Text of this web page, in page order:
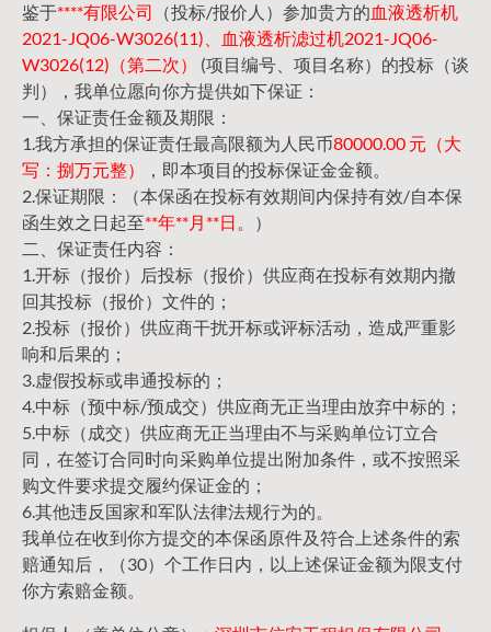
鉴于****有限公司 （投标/报价人）参加贵方的血液透析机
2021-JQ06-W3026(11)、血液透析滤过机2021-JQ06-
W3026(12)（第二次）
(项目编号、项目名称）的投标（谈
判），我单位愿向你方提供如下保证：
一、保证责任金额及期限：
1.我方承担的保证责任最高限额为人民币80000.00 元（大
写：捌万元整）
，即本项目的投标保证金金额。
2.保证期限：（本保函在投标有效期间内保持有效/自本保
函生效之日起至**年**月**日 。）
二、保证责任内容：
1.开标（报价）后投标（报价）供应商在投标有效期内撤
回其投标（报价）文件的；
2.投标（报价）供应商干扰开标或评标活动，造成严重影
响和后果的；
3.虚假投标或串通投标的；
4.中标（预中标/预成交）供应商无正当理由放弃中标的；
5.中标（成交）供应商无正当理由不与采购单位订立合
同，在签订合同时向采购单位提出附加条件，或不按照采
购文件要求提交履约保证金的；
6.其他违反国家和军队法律法规行为的。
我单位在收到你方提交的本保函原件及符合上述条件的索
赔通知后，（30）个工作日内，以上述保证金额为限支付
你方索赔金额。